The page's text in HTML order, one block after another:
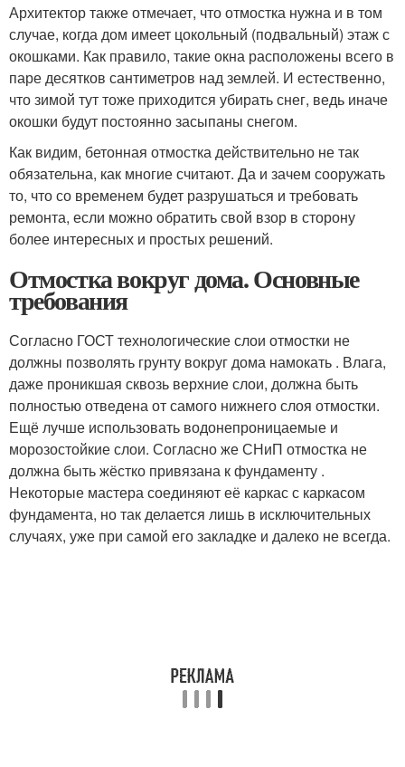
Архитектор также отмечает, что отмостка нужна и в том
случае, когда дом имеет цокольный (подвальный) этаж с
окошками. Как правило, такие окна расположены всего в
паре десятков сантиметров над землей. И естественно,
что зимой тут тоже приходится убирать снег, ведь иначе
окошки будут постоянно засыпаны снегом.
Как видим, бетонная отмостка действительно не так
обязательна, как многие считают. Да и зачем сооружать
то, что со временем будет разрушаться и требовать
ремонта, если можно обратить свой взор в сторону
более интересных и простых решений.
Отмостка вокруг дома. Основные
требования
Согласно ГОСТ технологические слои отмостки не
должны позволять грунту вокруг дома намокать . Влага,
даже проникшая сквозь верхние слои, должна быть
полностью отведена от самого нижнего слоя отмостки.
Ещё лучше использовать водонепроницаемые и
морозостойкие слои. Согласно же СНиП отмостка не
должна быть жёстко привязана к фундаменту .
Некоторые мастера соединяют её каркас с каркасом
фундамента, но так делается лишь в исключительных
случаях, уже при самой его закладке и далеко не всегда.